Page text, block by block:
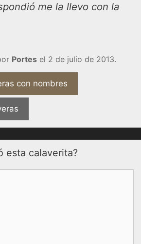
me la llevo con la
Portes el 2 de julio de 2013.
con nombres
esta calaverita?